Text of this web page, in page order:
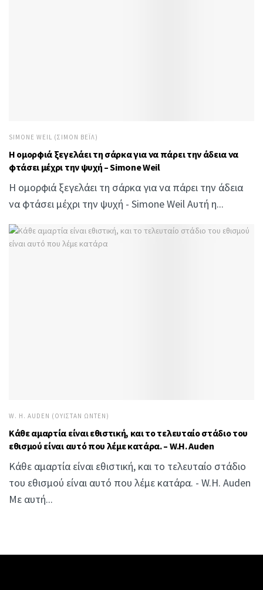
SIMONE WEIL (ΣΙΜΌΝ ΒΈΙΛ)
Η ομορφιά ξεγελάει τη σάρκα για να πάρει την άδεια να
φτάσει μέχρι την ψυχή – Simone Weil
Η ομορφιά ξεγελάει τη σάρκα για να πάρει την άδεια
να φτάσει μέχρι την ψυχή - Simone Weil Αυτή η...
W. H. AUDEN (ΟΥΊΣΤΑΝ ΏΝΤΕΝ)
Κάθε αμαρτία είναι εθιστική, και το τελευταίο στάδιο του
εθισμού είναι αυτό που λέμε κατάρα. – W.H. Auden
Κάθε αμαρτία είναι εθιστική, και το τελευταίο στάδιο
του εθισμού είναι αυτό που λέμε κατάρα. - W.H. Auden
Με αυτή...